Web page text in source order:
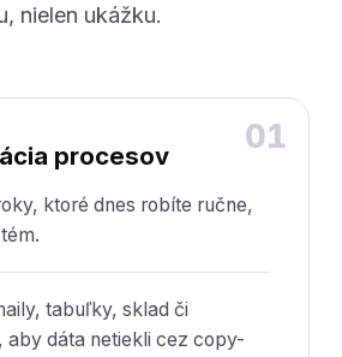
nielen ukážku.
01
procesov
ktoré dnes robíte ručne,
tabuľky, sklad či
aby dáta netiekli cez copy-